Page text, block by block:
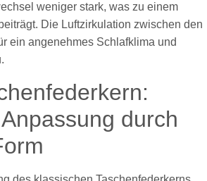
weniger stark, was zu einem
Die Luftzirkulation zwischen den
ein angenehmes Schlafklima und
durch